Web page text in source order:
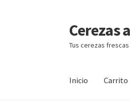
Ir
a
la
Ir
al
contenido
Cerezas
Tus cerezas
Inicio Carrito